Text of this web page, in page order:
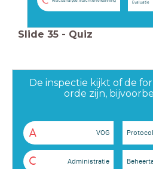
Evaluatie
Slide 35 - Quiz
De inspectie kijkt of de
orde zijn,
A VOG
C Administratie